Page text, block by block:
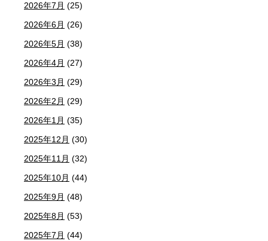
2026年7月 (25)
2026年6月 (26)
2026年5月 (38)
2026年4月 (27)
2026年3月 (29)
2026年2月 (29)
2026年1月 (35)
2025年12月 (30)
2025年11月 (32)
2025年10月 (44)
2025年9月 (48)
2025年8月 (53)
2025年7月 (44)